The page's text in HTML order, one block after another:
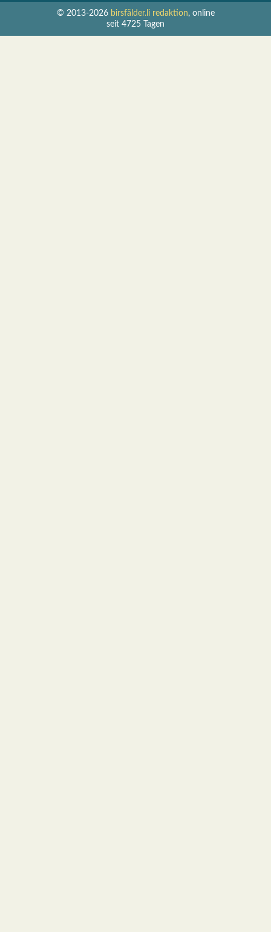
© 2013-2026 birsfälder.li redaktion, online
seit 4725 Tagen